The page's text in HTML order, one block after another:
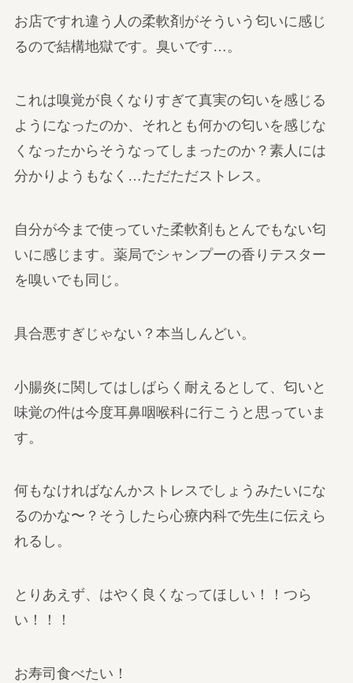
お店ですれ違う人の柔軟剤がそういう匂いに感じ
るので結構地獄です。臭いです…。
これは嗅覚が良くなりすぎて真実の匂いを感じる
ようになったのか、それとも何かの匂いを感じな
くなったからそうなってしまったのか？素人には
分かりようもなく…ただただストレス。
自分が今まで使っていた柔軟剤もとんでもない匂
いに感じます。薬局でシャンプーの香りテスター
を嗅いでも同じ。
具合悪すぎじゃない？本当しんどい。
小腸炎に関してはしばらく耐えるとして、匂いと
味覚の件は今度耳鼻咽喉科に行こうと思っていま
す。
何もなければなんかストレスでしょうみたいにな
るのかな〜？そうしたら心療内科で先生に伝えら
れるし。
とりあえず、はやく良くなってほしい！！つら
い！！！
お寿司食べたい！